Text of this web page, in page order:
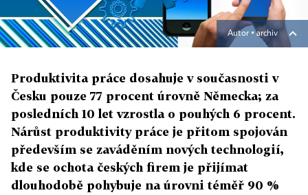
Autor ▪archiv
Produktivita práce dosahuje v současnosti v
Česku pouze 77 procent úrovně Německa; za
posledních 10 let vzrostla o pouhých 6 procent.
Nárůst produktivity práce je přitom spojován
především se zaváděním nových technologií,
kde se ochota českých firem je přijímat
dlouhodobě pohybuje na úrovni téměř 90 %